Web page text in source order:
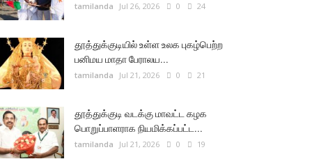
tamilanda Jul 26, 2026 0 24
தூத்துக்குடியில் உள்ள உலக புகழ்பெற்ற
பனிமய மாதா பேராலய...
tamilanda Jul 21, 2026 0 21
தூத்துக்குடி வடக்கு மாவட்ட கழக
பொறுப்பாளராக நியமிக்கப்பட்ட...
tamilanda Jul 21, 2026 0 19